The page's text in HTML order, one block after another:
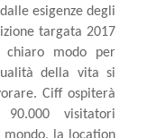
esigenze degli
targata 2017
modo per
della vita si
Ciff ospiterà
visitatori
la location